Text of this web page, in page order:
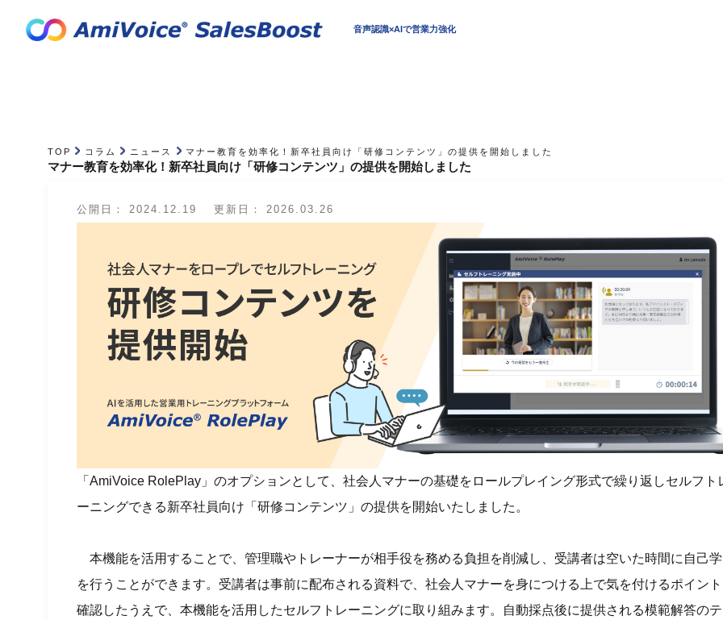
音声認識×AIで営業力強化
TOP コラム ニュース マナー教育を効率化！新卒社員向け「研修コンテンツ」の提供を開始しました
マナー教育を効率化！新卒社員向け「研修コンテンツ」の提供を開始しました
公開日： 2024.12.19 更新日： 2026.03.26
「AmiVoice RolePlay」のオプションとして、社会人マナーの基礎をロールプレイング形式で繰り返しセルフト
ーニングできる新卒社員向け「研修コンテンツ」の提供を開始いたしました。
本機能を活用することで、管理職やトレーナーが相手役を務める負担を削減し、受講者は空いた時間に自己
を行うことができます。受講者は事前に配布される資料で、社会人マナーを身につける上で気を付けるポイン
確認したうえで、本機能を活用したセルフトレーニングに取り組みます。自動採点後に提供される模範解答のテ